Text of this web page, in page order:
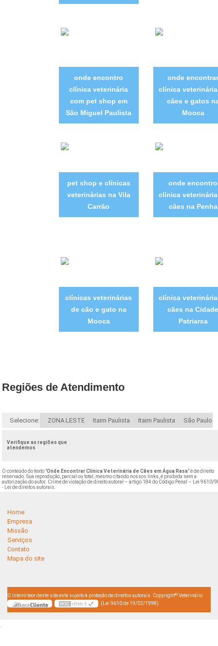
onde encontro
clínica veterinária
com pet shop em
São Miguel Paulista
onde encontrar
clínica
cães e gatos
Mooca
pet shop e clínicas
veterinárias na Vila
Carrão
onde encontro
clínica
cães na Penha
clínicas veterinárias
de cão e gato na
Mooca
clínica
cães na Cidade
Patriarca
Regiões de Atendimento
Selecione: ZONA LESTE Itaim Paulista Itaim Paulista São Paulo
Verifique as regiões que
atendemos
O conteúdo do texto "Onde Encontrar Clínica Veterinária de Cães em Água Rasa" é de direito
reservado. Sua reprodução, parcial ou total, mesmo citando nossos links, é proibida sem a
autorização do autor. Crime de violação de direito autoral – artigo 184 do Código Penal –
Lei 9610/
- Lei de direitos autorais
Home
Empresa
Missão
Serviços
Contato
Mapa do site
O inteiro teor deste site está sujeito à proteção de direitos autorais. Copyright© Veterinário
(Lei 9610 de 19/02/1998)